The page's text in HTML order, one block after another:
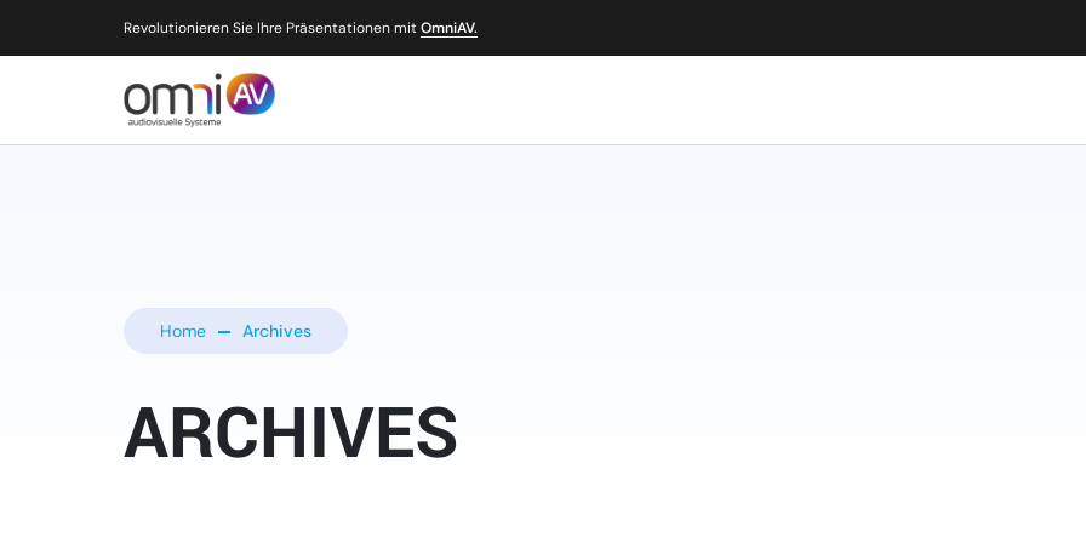
Revolutionieren Sie Ihre Präsentationen mitOmniAV.
Home Archives
ARCHIVES